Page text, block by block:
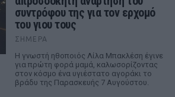
συντρόφου της για τον ερχομό
του γιου τους
ΣΉΜΕΡΑ
Η γνωστή ηθοποιός Λίλα Μπακλέση έγινε
για πρώτη φορά μαμά, καλωσορίζοντας
στον κόσμο ένα υγιέστατο αγοράκι το
βράδυ της Παρασκευής 7 Αυγούστου.